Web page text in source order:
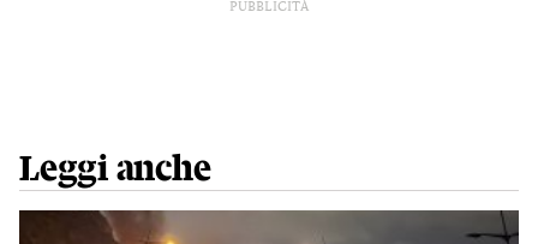
PUBBLICITÀ
Leggi anche